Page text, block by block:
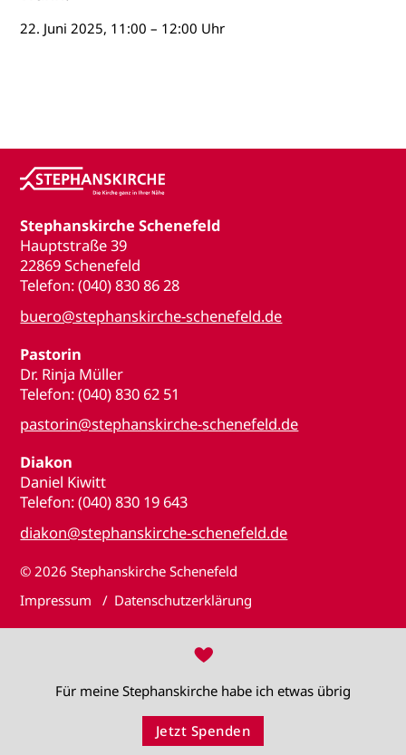
22. Juni 2025, 11:00 – 12:00 Uhr
Stephanskirche Schenefeld
Hauptstraße 39
22869 Schenefeld
Telefon: (040) 830 86 28
buero@stephanskirche-schenefeld.de
Pastorin
Dr. Rinja Müller
Telefon: (040) 830 62 51
pastorin@stephanskirche-schenefeld.de
Diakon
Daniel Kiwitt
Telefon: (040) 830 19 643
diakon@stephanskirche-schenefeld.de
© 2026 Stephanskirche Schenefeld
Impressum
Datenschutzerklärung
♥
Für meine Stephanskirche habe ich etwas übrig
Jetzt Spenden